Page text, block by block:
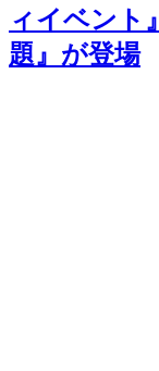
ィイベント
題』が登場